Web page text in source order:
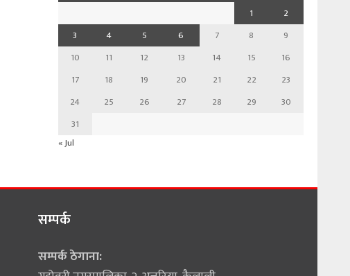
1
2
3
4 5 6 7 8
9
10
11 12 13 14 15
16
17
18 19 20 21 22
23
24
25 26 27 28 29
30
31
« Jul
सम्पर्क
सम्पर्क ठेगाना: